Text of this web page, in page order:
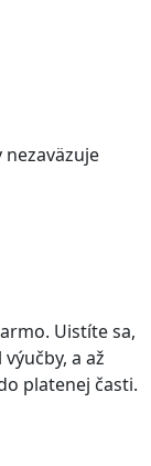
Uistíte sa,
a až
platenej časti.